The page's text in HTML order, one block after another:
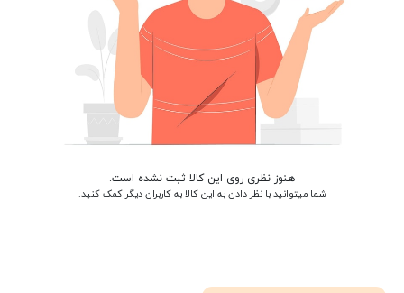
هنوز نظری روی این کالا ثبت نشده است.
شما میتوانید با نظر دادن به این کالا به کاربران دیگر کمک کنید.